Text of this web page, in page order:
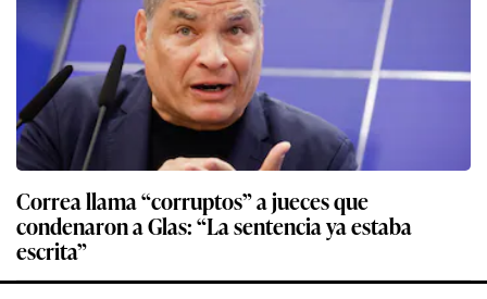
Correa llama “corruptos” a jueces que
condenaron a Glas: “La sentencia ya estaba
escrita”